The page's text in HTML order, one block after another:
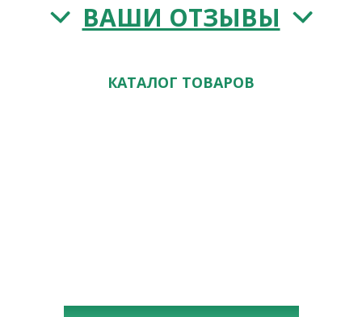
ВАШИ ОТЗЫВЫ
КАТАЛОГ ТОВАРОВ